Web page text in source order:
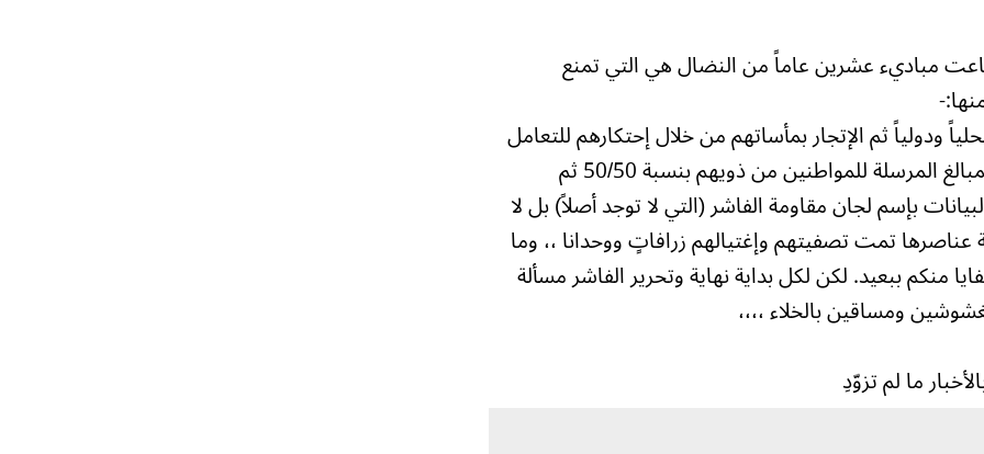
مباديء عشرين عاماً من النضال هي التي تمنع
ودولياً ثم الإتجار بمأساتهم من خلال إحتكارهم للتعامل
المالي عن طريق بنكك حيث يتقاسمون المبالغ المرسلة للمواطنين من ذويهم بنسبة 50/50 ثم
بإسم لجان مقاومة الفاشر (التي لا توجد أصلاً) بل لا
تمت تصفيتهم وإغتيالهم زرافاتٍ ووحدانا ،، وما
منكم ببعيد. لكن لكل بداية نهاية وتحرير الفاشر مسألة
ومساقين بالخلاء ،،،،
ما لم تزوّدِ